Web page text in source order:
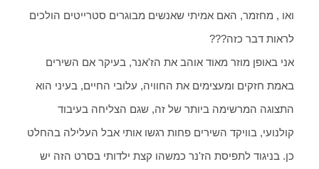
ואו , מחזמר, האם אמיתי שאנשים מבוגרים סטרייטים הולכים
לראות דבר כזה???
אני באופן מוזר מאוד אוהב את הז'אנר, בעיקר אם השירים
באמת חזקים ומעצימים את החוויה, עלובי החיים, בעיני הוא
התצוגה המרשימה ביותר של זה, שגם הצליחה בעיבוד
קולנועי, בוויקד השירים פחות רגשו אותי אבל העלילה בהחלט
כן. בניגוד לתפיסת הז'נר כמשהו קצת ילדותי בסרט הזה יש